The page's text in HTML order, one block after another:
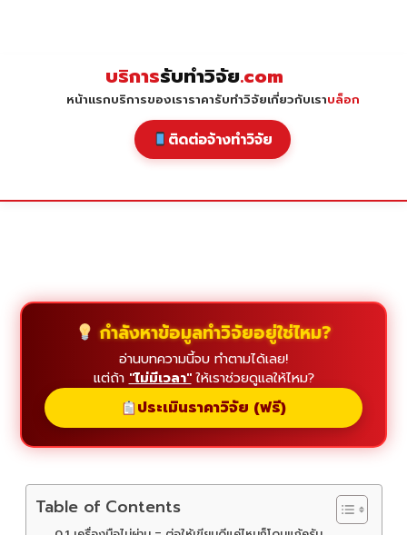
บริการรับทำวิจัย.com
หน้าแรกบริการของเราราคารับทำวิจัยเกี่ยวกับเราบล็อก
ติดต่อจ้างทำวิจัย
กำลังหาข้อมูลทำวิจัยอยู่ใช่ไหม?
อ่านบทความนี้จบ ทำตามได้เลย!
แต่ถ้า "ไม่มีเวลา"ให้เราช่วยดูแลให้ไหม?
ประเมินราคาวิจัย (ฟรี)
Table of Contents